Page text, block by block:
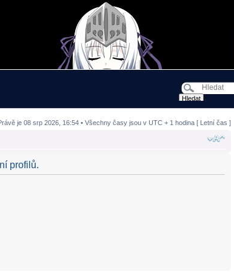
je 08 srp 2026, 16:54 • Všechny časy jsou v UTC + 1 hodina [ Letní čas ]
profilů.